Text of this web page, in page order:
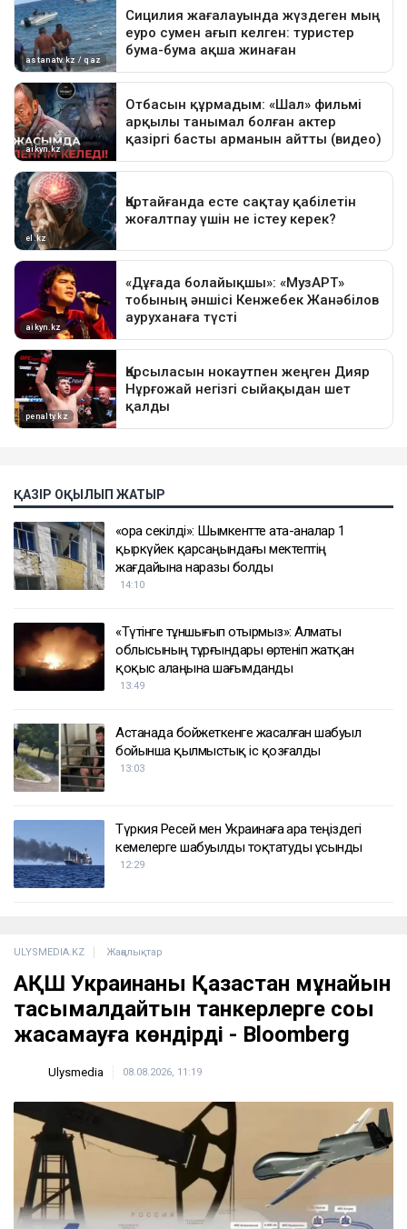
ҚАЗІР ОҚЫЛЫП ЖАТЫР
«Қора секілді»: Шымкентте ата-аналар 1
қыркүйек қарсаңындағы мектептің
жағдайына наразы болды
14:10
«Түтінге тұншығып отырмыз»: Алматы
облысының тұрғындары өртеніп жатқан
қоқыс алаңына шағымданды
13:49
Астанада бойжеткенге жасалған шабуыл
бойынша қылмыстық іс қозғалды
13:03
Түркия Ресей мен Украинаға Қара теңіздегі
кемелерге шабуылды тоқтатуды ұсынды
12:29
ULYSMEDIA.KZ Жаңалықтар
АҚШ Украинаны Қазақстан мұнайын
тасымалдайтын танкерлерге соққы
жасамауға көндірді - Bloomberg
Ulysmedia 08.08.2026, 11:19